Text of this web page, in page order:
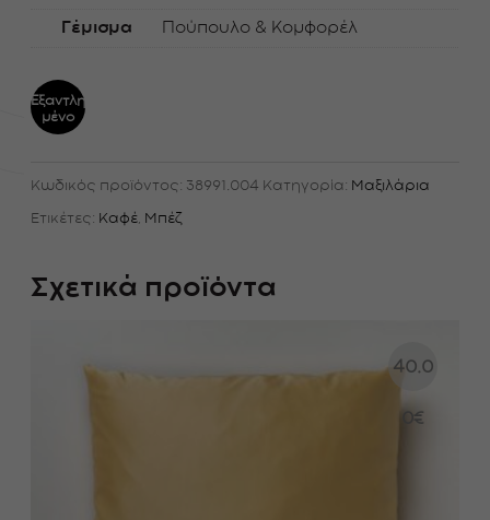
Γέμισμα Πούπουλο & Κομφορέλ
Εξαντλη
μένο
Κωδικός προϊόντος: 38991.004 Κατηγορία: Μαξιλάρια
Ετικέτες: Καφέ Μπέζ
Σχετικά προϊόντα
40.0
€